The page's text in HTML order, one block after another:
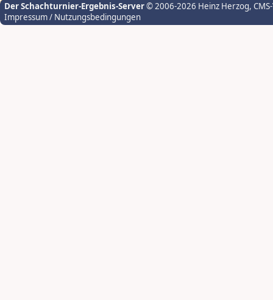
Der Schachturnier-Ergebnis-Server© 2006-2026 Heinz Herzog,
Impressum / Nutzungsbedingungen